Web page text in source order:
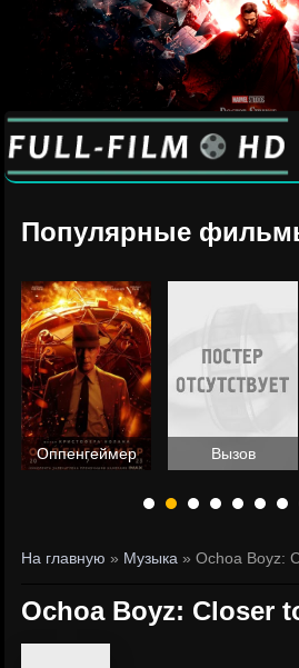
Популярные
Оппенгеймер Вызов
На главную » Музыка » Ochoa Boyz:
Ochoa Boyz: Closer